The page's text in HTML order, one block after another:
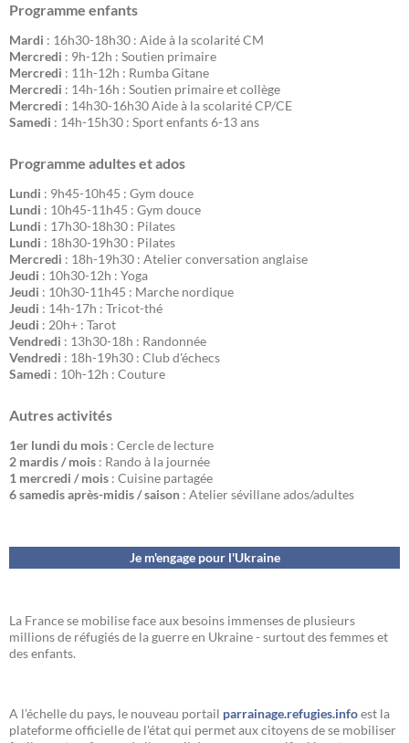
Programme enfants
Mardi : 16h30-18h30 : Aide à la scolarité CM
Mercredi : 9h-12h : Soutien primaire
Mercredi : 11h-12h : Rumba Gitane
Mercredi : 14h-16h : Soutien primaire et collège
Mercredi : 14h30-16h30 Aide à la scolarité CP/CE
Samedi : 14h-15h30 : Sport enfants 6-13 ans
Programme adultes et ados
Lundi : 9h45-10h45 : Gym douce
Lundi : 10h45-11h45 : Gym douce
Lundi : 17h30-18h30 : Pilates
Lundi : 18h30-19h30 : Pilates
Mercredi : 18h-19h30 : Atelier conversation anglaise
Jeudi : 10h30-12h : Yoga
Jeudi : 10h30-11h45 : Marche nordique
Jeudi : 14h-17h : Tricot-thé
Jeudi : 20h+ : Tarot
Vendredi : 13h30-18h : Randonnée
Vendredi : 18h-19h30 : Club d'échecs
Samedi : 10h-12h : Couture
Autres activités
1er lundi du mois : Cercle de lecture
2 mardis / mois : Rando à la journée
1 mercredi / mois : Cuisine partagée
6 samedis après-midis / saison : Atelier sévillane ados/adultes
Je m'engage pour l'Ukraine
La France se mobilise face aux besoins immenses de plusieurs
millions de réfugiés de la guerre en Ukraine - surtout des femmes et
des enfants.
A l’échelle du pays, le nouveau portail parrainage.refugies.infoest la
plateforme officielle de l'état qui permet aux citoyens de se mobiliser